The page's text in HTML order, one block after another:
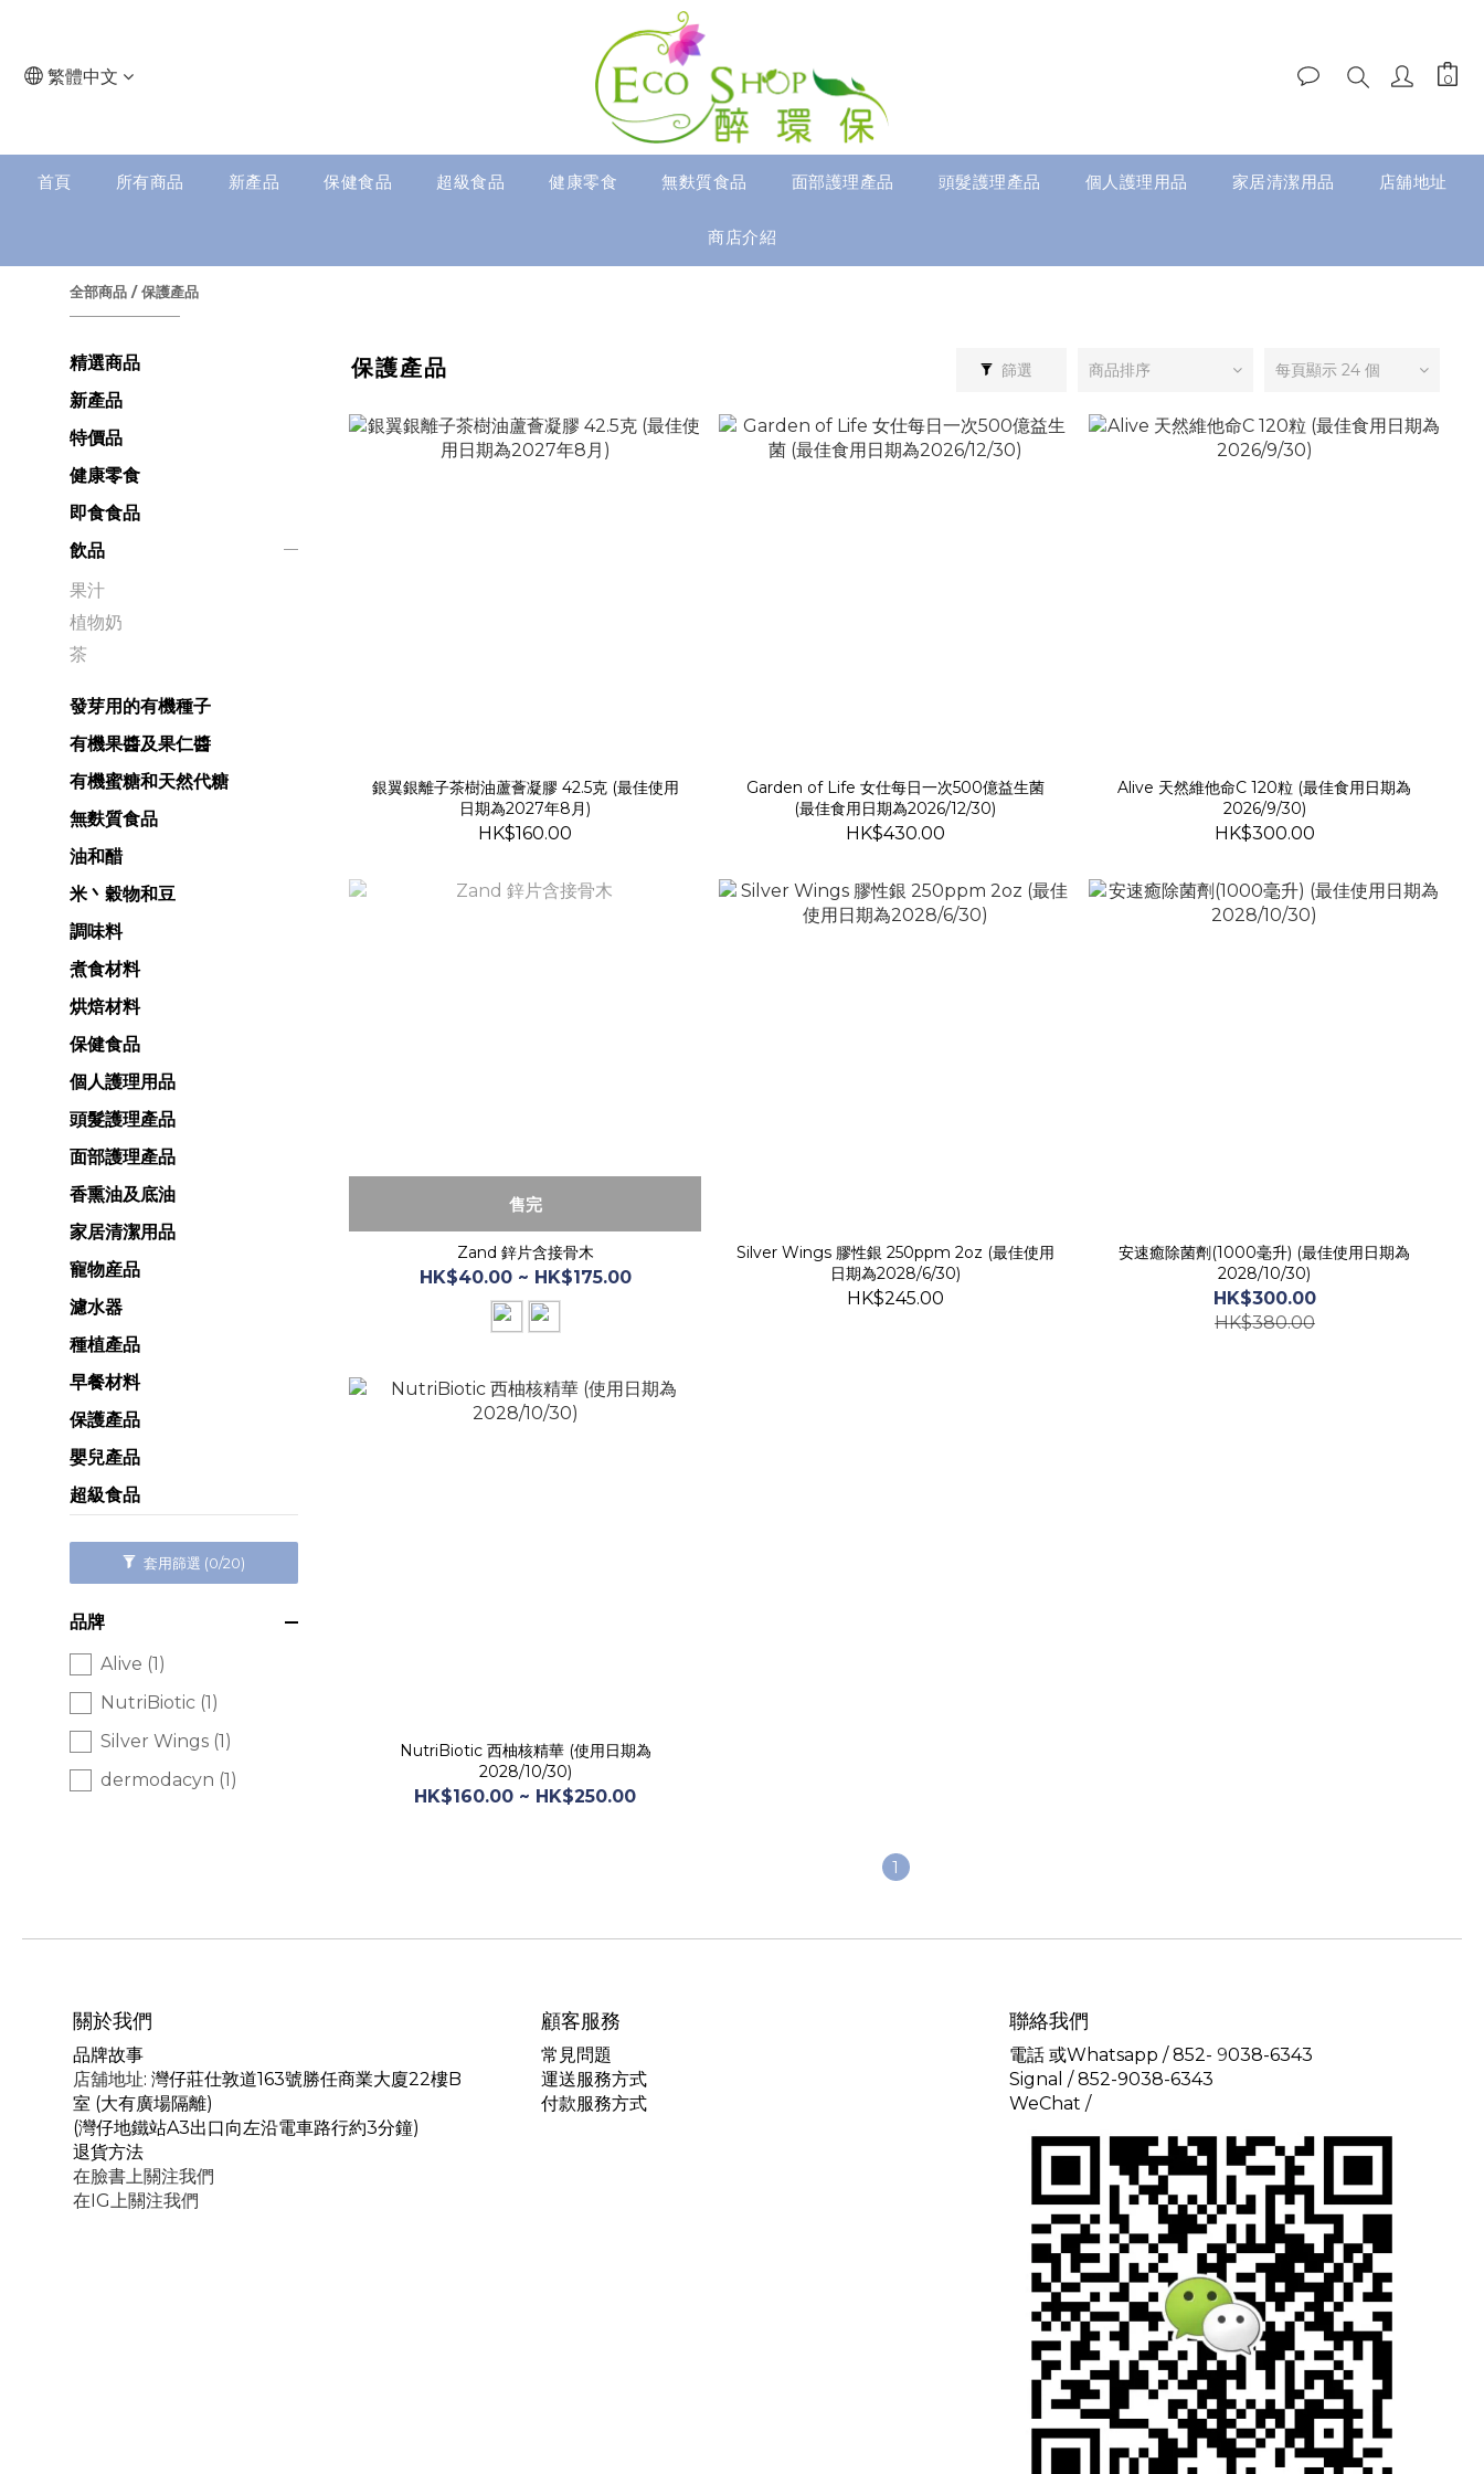
繁體中文
首頁 所有商品 新產品 保健食品 超級食品 健康零食 無麩質食品 面部護理產品 頭髮護理產品 個人護理用品 家居清潔用品 店舖地址
商店介紹
全部商品 /保護產品
精選商品
新產品
特價品
健康零食
即食食品
飲品
果汁
植物奶
茶
發芽用的有機種子
有機果醬及果仁醬
有機蜜糖和天然代糖
無麩質食品
油和醋
米丶穀物和豆
調味料
煮食材料
烘焙材料
保健食品
個人護理用品
頭髮護理產品
面部護理產品
香熏油及底油
家居清潔用品
寵物産品
濾水器
種植產品
早餐材料
保護產品
嬰兒產品
超級食品
套用篩選 (0/20)
品牌
Alive (1)
NutriBiotic (1)
Silver Wings (1)
dermodacyn (1)
保護產品 篩選 商品排序 每頁顯示 24 個
銀翼銀離子茶樹油蘆薈凝膠 42.5克 (最佳使用
日期為2027年8月)
HK$160.00
Garden of Life 女仕每日一次500億益生菌
(最佳食用日期為2026/12/30)
HK$430.00
Alive 天然維他命C 120粒 (最佳食用日期為
2026/9/30)
HK$300.00
售完
Zand 鋅片含接骨木
HK$40.00 ~ HK$175.00
Silver Wings 膠性銀 250ppm 2oz (最佳使用
日期為2028/6/30)
HK$245.00
安速癒除菌劑(1000毫升) (最佳使用日期為
2028/10/30)
HK$300.00
HK$380.00
NutriBiotic 西柚核精華 (使用日期為
2028/10/30)
HK$160.00 ~ HK$250.00
1
關於我們
品牌故事
店舖地址: 灣仔莊仕敦道163號勝任商業大廈22樓B
室 (大有廣場隔離)
(灣仔地鐵站A3出口向左沿電車路行約3分鐘)
退貨方法
在臉書上關注我們
在IG上關注我們
顧客服務
常見問題
運送服務方式
付款服務方式
聯絡我們
電話 或Whatsapp / 852- 9038-6343
Signal /852-9038-6343
WeChat /